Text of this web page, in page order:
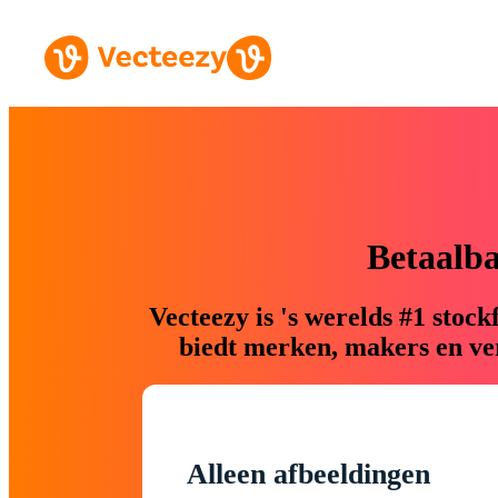
Vecteezy is 's werelds #1
biedt merken, makers en
Alleen afbeeldingen